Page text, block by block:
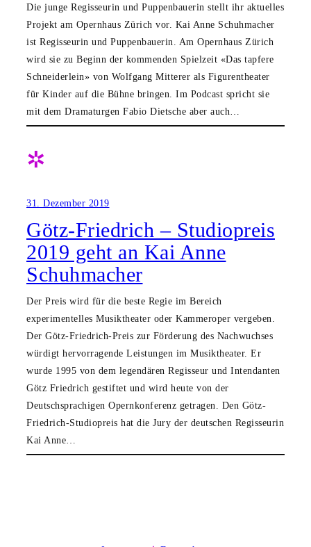
Die junge Regisseurin und Puppenbauerin stellt ihr aktuelles
Projekt am Opernhaus Zürich vor. Kai Anne Schuhmacher
ist Regisseurin und Puppenbauerin. Am Opernhaus Zürich
wird sie zu Beginn der kommenden Spielzeit «Das tapfere
Schneiderlein» von Wolfgang Mitterer als Figurentheater
für Kinder auf die Bühne bringen. Im Podcast spricht sie
mit dem Dramaturgen Fabio Dietsche aber auch…
✲
31. Dezember 2019
Götz-Friedrich – Studiopreis
2019 geht an Kai Anne
Schuhmacher
Der Preis wird für die beste Regie im Bereich
experimentelles Musiktheater oder Kammeroper vergeben.
Der Götz-Friedrich-Preis zur Förderung des Nachwuchses
würdigt hervorragende Leistungen im Musiktheater. Er
wurde 1995 von dem legendären Regisseur und Intendanten
Götz Friedrich gestiftet und wird heute von der
Deutschsprachigen Opernkonferenz getragen. Den Götz-
Friedrich-Studiopreis hat die Jury der deutschen Regisseurin
Kai Anne…